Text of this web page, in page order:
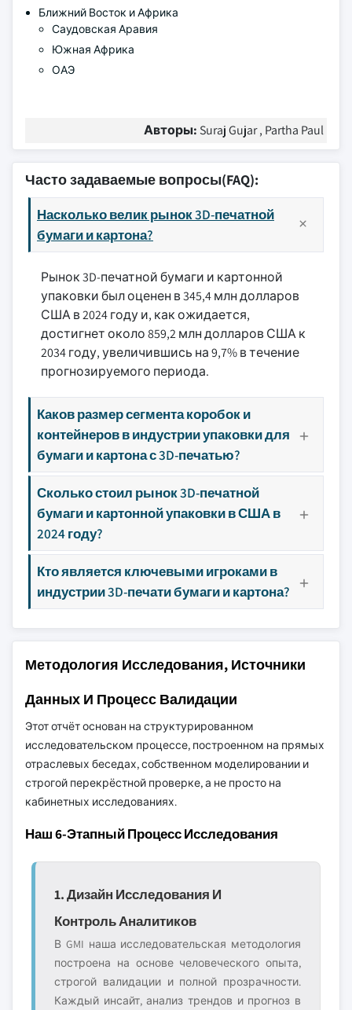
Ближний Восток и Африка
Саудовская Аравия
Южная Африка
ОАЭ
Авторы: Suraj Gujar , Partha Paul
Часто задаваемые вопросы(FAQ):
Насколько велик рынок 3D-печатной
бумаги и картона?
Рынок 3D-печатной бумаги и картонной
упаковки был оценен в 345,4 млн долларов
США в 2024 году и, как ожидается,
достигнет около 859,2 млн долларов США к
2034 году, увеличившись на 9,7% в течение
прогнозируемого периода.
Каков размер сегмента коробок и
контейнеров в индустрии упаковки для
бумаги и картона с 3D-печатью?
Сколько стоил рынок 3D-печатной
бумаги и картонной упаковки в США в
2024 году?
Кто является ключевыми игроками в
индустрии 3D-печати бумаги и картона?
Методология Исследования, Источники
Данных И Процесс Валидации
Этот отчёт основан на структурированном
исследовательском процессе, построенном на прямых
отраслевых беседах, собственном моделировании и
строгой перекрёстной проверке, а не просто на
кабинетных исследованиях.
Наш 6-Этапный Процесс Исследования
1. Дизайн Исследования И
Контроль Аналитиков
В GMI наша исследовательская методология
построена на основе человеческого опыта,
строгой валидации и полной прозрачности.
Каждый инсайт, анализ трендов и прогноз в